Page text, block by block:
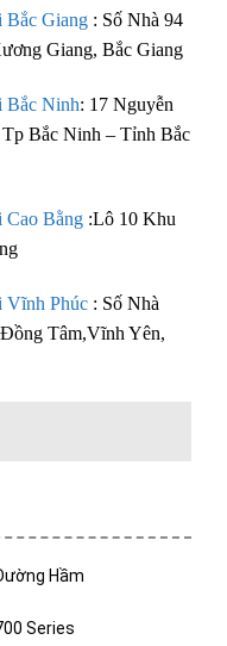
Bắc Giang : Số Nhà 94
Giang, Bắc Giang
Bắc Ninh: 17 Nguyễn
Bắc Ninh – Tỉnh Bắc
Cao Bằng :Lô 10 Khu
Vĩnh Phúc : Số Nhà
Tâm,Vĩnh Yên,
Hầm
Series